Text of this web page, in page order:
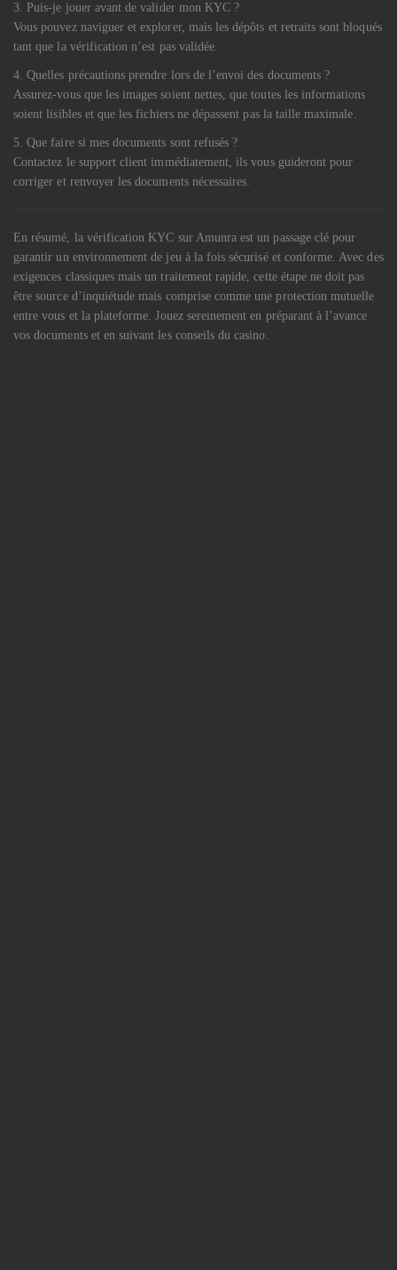
3. Puis-je jouer avant de valider mon KYC ?
Vous pouvez naviguer et explorer, mais les dépôts et retraits sont bloqués
tant que la vérification n’est pas validée.
4. Quelles précautions prendre lors de l’envoi des documents ?
Assurez-vous que les images soient nettes, que toutes les informations
soient lisibles et que les fichiers ne dépassent pas la taille maximale.
5. Que faire si mes documents sont refusés ?
Contactez le support client immédiatement, ils vous guideront pour
corriger et renvoyer les documents nécessaires.
En résumé, la vérification KYC sur Amunra est un passage clé pour
garantir un environnement de jeu à la fois sécurisé et conforme. Avec des
exigences classiques mais un traitement rapide, cette étape ne doit pas
être source d’inquiétude mais comprise comme une protection mutuelle
entre vous et la plateforme. Jouez sereinement en préparant à l’avance
vos documents et en suivant les conseils du casino.